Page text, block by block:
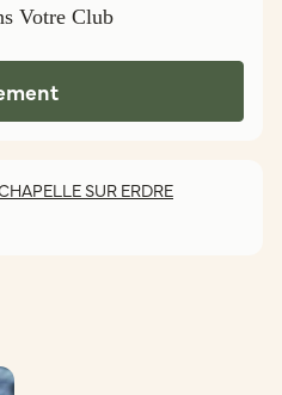
Votre Club
SUR ERDRE